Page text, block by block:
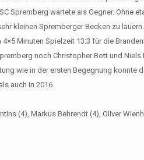
Spremberg wartete als Gegner. Ohne
kleinen Spremberger Becken zu
Minuten Spielzeit 13:3 für die
noch Christopher Bott und Niels
wie in der ersten Begegnung konnte
auch in 2016.
(4), Markus Behrendt (4), Oliver